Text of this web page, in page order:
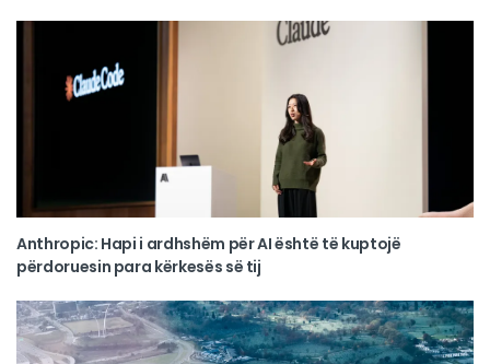
Anthropic: Hapi i ardhshëm për AI është të kuptojë
përdoruesin para kërkesës së tij